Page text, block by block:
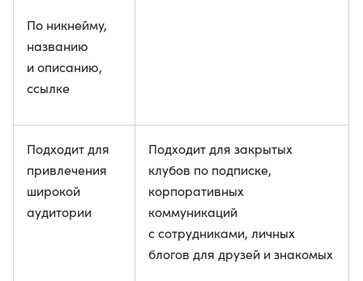
По никнейму,
названию
и описанию,
ссылке
Подходит для
привлечения
широкой
аудитории
Подходит для закрытых
клубов по подписке,
корпоративных
коммуникаций
с сотрудниками, личных
блогов для друзей и знакомых